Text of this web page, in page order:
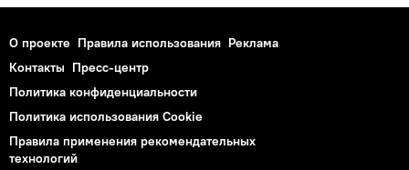
О проекте Правила использования Реклама
Контакты Пресс-центр
Политика конфиденциальности
Политика использования Cookie
Правила применения рекомендательных
технологий